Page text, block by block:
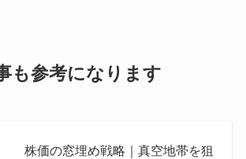
も参考になります
株価の窓埋め戦略｜真空地帯を狙